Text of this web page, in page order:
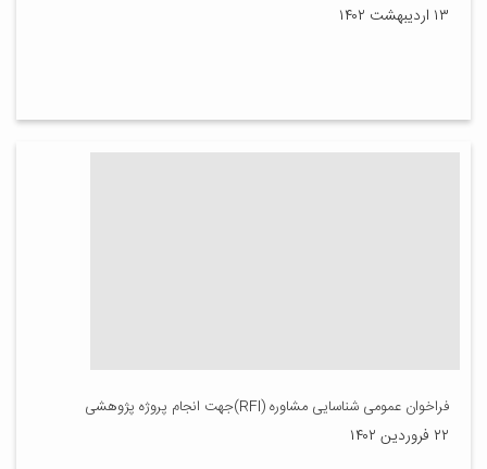
۱۳ اردیبهشت ۱۴۰۲
فراخوان عمومی شناسایی مشاوره (RFI)جهت انجام پروژه پژوهشی
۲۲ فروردین ۱۴۰۲